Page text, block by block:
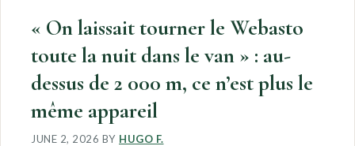
« On laissait tourner le Webasto
toute la nuit dans le van » : au-
dessus de 2 000 m, ce n’est plus le
même appareil
JUNE 2, 2026 BY HUGO F.